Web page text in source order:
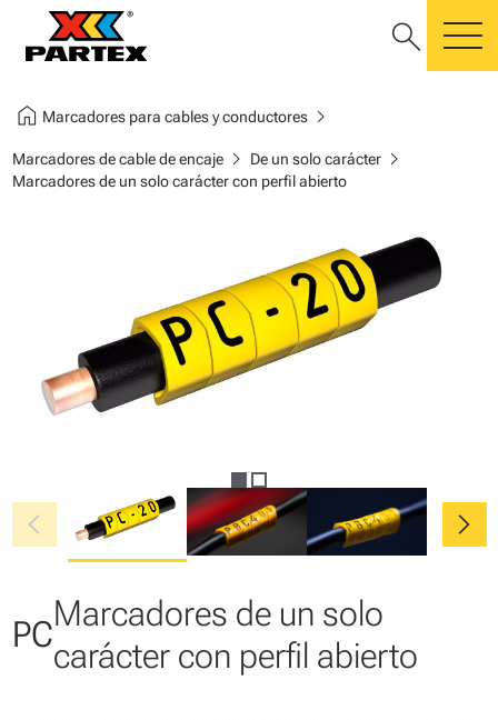
search
home Marcadores para cables y conductoreschevron_right
Marcadores de cable de encajechevron_right De un solo carácterchevron_right
Marcadores de un solo carácter con perfil abierto
chevron_left chevron_right
PCMarcadores de un solo
carácter con perfil abierto